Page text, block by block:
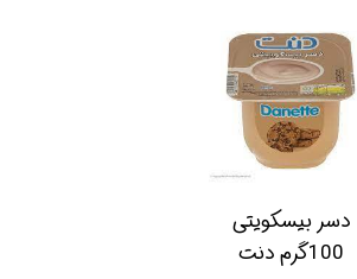
دسر بیسکویتی
100گرم دنت